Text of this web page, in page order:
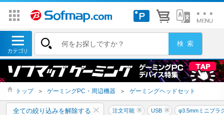
トップ ＞ ゲーミングPC・周辺機器 ＞ ゲーミングヘッドセット
全ての絞り込みを解除する 注文可能 USB φ3.5mmミニプラ